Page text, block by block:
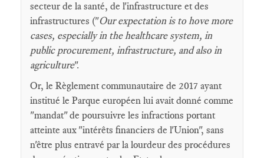
secteur de la santé, de l'infrastructure et des
infrastructures ("Our expectation is to hove more
cases, especially in the healthcare system, in
public procurement, infrastructure, and also in
agriculture".
Or, le Règlement communautaire de 2017 ayant
institué le Parque européen lui avait donné comme
"mandat" de poursuivre les infractions portant
atteinte aux "intérêts financiers de l'Union", sans
n'être plus entravé par la lourdeur des procédures